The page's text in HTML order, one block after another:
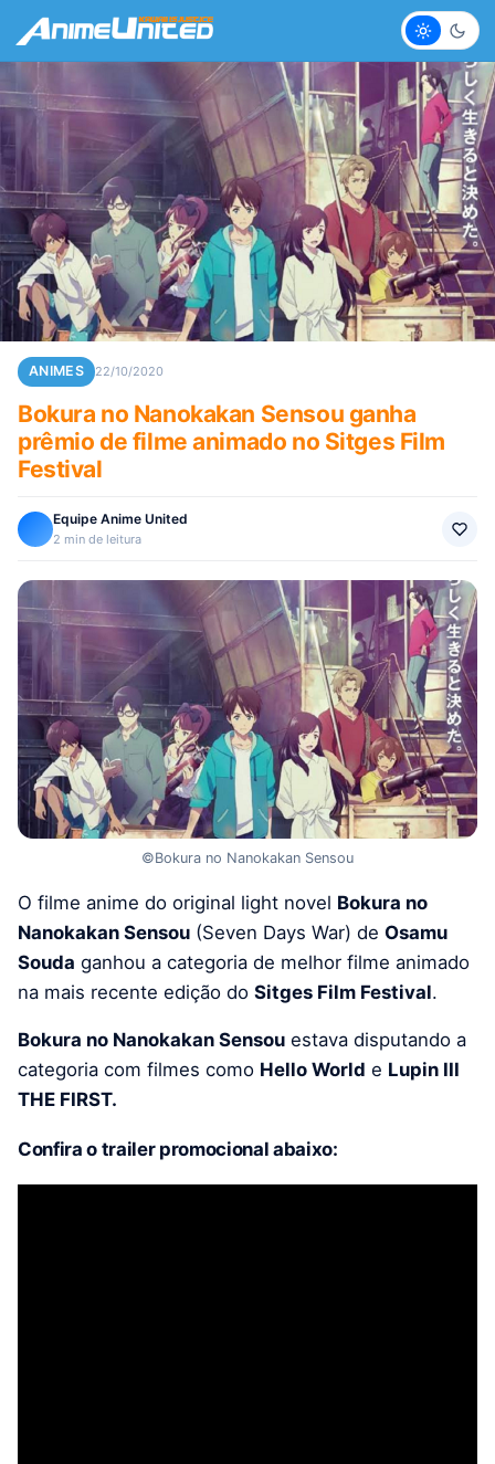
Claro
ANIMES 22/10/2020
Bokura no Nanokakan Sensou ganha
prêmio de filme animado no Sitges Film
Festival
Equipe Anime United
2 min de leitura
©Bokura no Nanokakan Sensou
O filme anime do original light novel Bokura no
Nanokakan Sensou (Seven Days War) de Osamu
Souda ganhou a categoria de melhor filme animado
na mais recente edição do Sitges Film Festival.
Bokura no Nanokakan Sensou estava disputando a
categoria com filmes como Hello World e Lupin III
THE FIRST.
Confira o trailer promocional abaixo: